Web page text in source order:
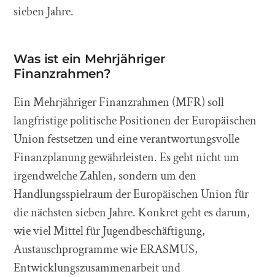
sieben Jahre.
Was ist ein Mehrjähriger
Finanzrahmen?
Ein Mehrjähriger Finanzrahmen (MFR) soll
langfristige politische Positionen der Europäischen
Union festsetzen und eine verantwortungsvolle
Finanzplanung gewährleisten. Es geht nicht um
irgendwelche Zahlen, sondern um den
Handlungsspielraum der Europäischen Union für
die nächsten sieben Jahre. Konkret geht es darum,
wie viel Mittel für Jugendbeschäftigung,
Austauschprogramme wie ERASMUS,
Entwicklungszusammenarbeit und